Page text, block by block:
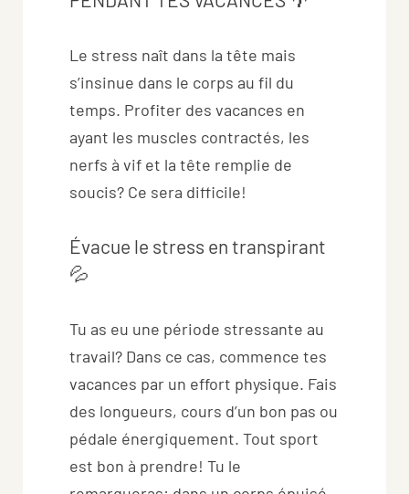
Le stress naît dans la tête mais
s’insinue dans le corps au fil du
temps. Profiter des vacances en
ayant les muscles contractés, les
nerfs à vif et la tête remplie de
soucis? Ce sera difficile!
Évacue le stress en transpirant
💦
Tu as eu une période stressante au
travail? Dans ce cas, commence tes
vacances par un effort physique. Fais
des longueurs, cours d’un bon pas ou
pédale énergiquement. Tout sport
est bon à prendre! Tu le